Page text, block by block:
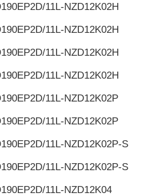
11L-NZD12K02H
11L-NZD12K02H
11L-NZD12K02H
11L-NZD12K02H
11L-NZD12K02P
11L-NZD12K02P
11L-NZD12K02P-S
11L-NZD12K02P-S
11L-NZD12K04